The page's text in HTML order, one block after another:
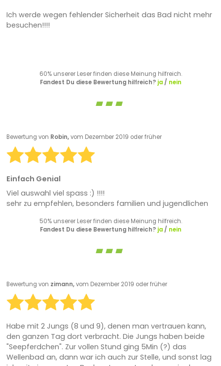
Ich werde wegen fehlender Sicherheit das Bad nicht mehr
besuchen!!!!
60% unserer Leser finden diese Meinung hilfreich.
Fandest Du diese Bewertung hilfreich? ja/ nein
Bewertung von Robin,vom Dezember 2019 oder früher
Einfach Genial
Viel auswahl viel spass :) !!!!
sehr zu empfehlen, besonders familien und jugendlichen
50% unserer Leser finden diese Meinung hilfreich.
Fandest Du diese Bewertung hilfreich? ja/ nein
Bewertung von zimann,vom Dezember 2019 oder früher
Habe mit 2 Jungs (8 und 9), denen man vertrauen kann,
den ganzen Tag dort verbracht. Die Jungs haben beide
"Seepferdchen". Zur vollen Stund ging 5Min (?) das
Wellenbad an, dann war ich auch zur Stelle, und sonst lag